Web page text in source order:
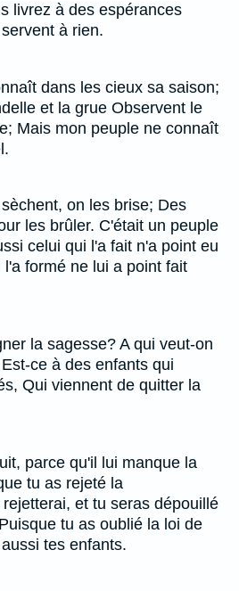
livrez à des espérances
à rien.
dans les cieux sa saison;
et la grue Observent le
Mais mon peuple ne connaît
on les brise; Des
les brûler. C'était un peuple
celui qui l'a fait n'a point eu
formé ne lui a point fait
la sagesse? A qui veut-on
ce à des enfants qui
Qui viennent de quitter la
parce qu'il lui manque la
tu as rejeté la
et tu seras dépouillé
tu as oublié la loi de
tes enfants.